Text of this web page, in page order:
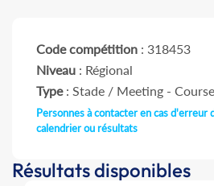
Code compétition : 318453
Niveau : Régional
Type: Stade / Meeting -
Personnes à contacter en cas d'erreur
calendrier ou résultats
Résultats disponibles